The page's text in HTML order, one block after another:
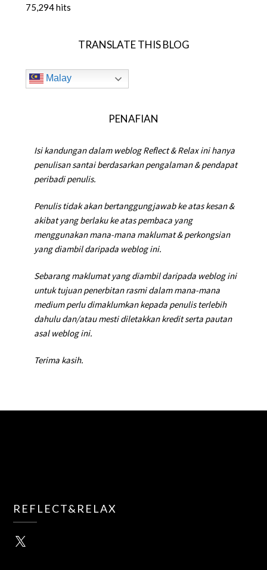
75,294 hits
TRANSLATE THIS BLOG
Malay
PENAFIAN
Isi kandungan dalam weblog Reflect & Relax ini hanya
penulisan santai berdasarkan pengalaman & pendapat
peribadi penulis.
Penulis tidak akan bertanggungjawab ke atas kesan &
akibat yang berlaku ke atas pembaca yang
menggunakan mana-mana maklumat & perkongsian
yang diambil daripada weblog ini.
Sebarang maklumat yang diambil daripada weblog ini
untuk tujuan penerbitan rasmi dalam mana-mana
medium perlu dimaklumkan kepada penulis terlebih
dahulu dan/atau mesti diletakkan kredit serta pautan
asal weblog ini.
Terima kasih.
REFLECT&RELAX
X